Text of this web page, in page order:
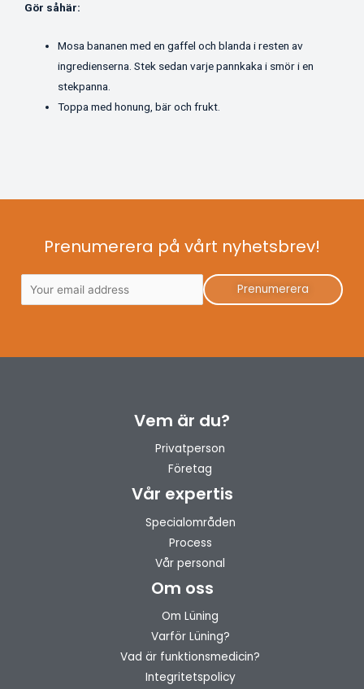
Gör såhär:
Mosa bananen med en gaffel och blanda i resten av
ingredienserna. Stek sedan varje pannkaka i smör i en
stekpanna.
Toppa med honung, bär och frukt.
Prenumerera på vårt nyhetsbrev!
Vem är du?
Privatperson
Företag
Vår expertis
Specialområden
Process
Vår personal
Om oss
Om Lüning
Varför Lüning?
Vad är funktionsmedicin?
Integritetspolicy